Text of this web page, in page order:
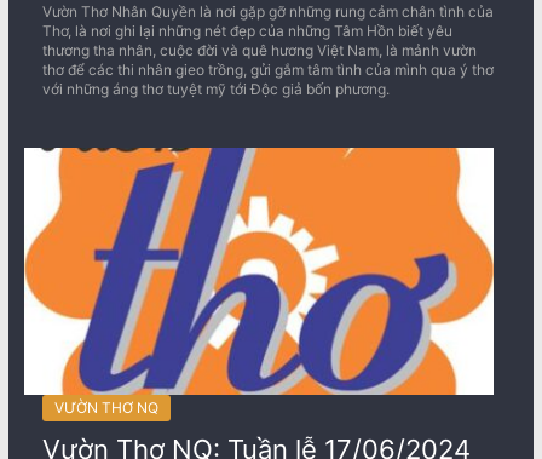
Vườn Thơ Nhân Quyền là nơi gặp gỡ những rung cảm chân tình của
Thơ, là nơi ghi lại những nét đẹp của những Tâm Hồn biết yêu
thương tha nhân, cuộc đời và quê hương Việt Nam, là mảnh vườn
thơ để các thi nhân gieo trồng, gửi gắm tâm tình của mình qua ý thơ
với những áng thơ tuyệt mỹ tới Độc giả bốn phương.
VƯỜN THƠ NQ
Vườn Thơ NQ: Tuần lễ 17/06/2024